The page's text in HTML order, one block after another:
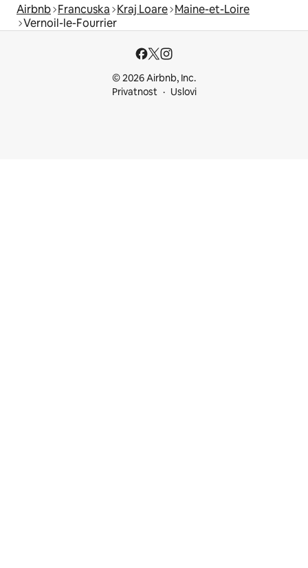
Airbnb Francuska Kraj Loare Maine-et-Loire
Vernoil-le-Fourrier
© 2026 Airbnb, Inc.
Privatnost
Uslovi